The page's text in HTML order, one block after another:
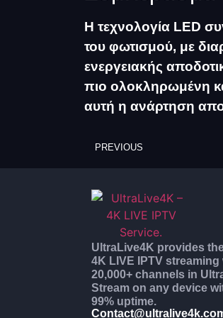
Η τεχνολογία LED
του φωτισμού, με
ενεργειακής
πιο ολοκληρωμένη
αυτή η ανάρτηση
PREVIOUS
UltraLive4K provides
4K LIVE IPTV streaming
20,000+ channels in
Stream on any device
99% uptime.